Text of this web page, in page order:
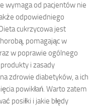
wymaga od pacjentów nie
odpowiedniego
cukrzycowa jest
pomagając w
w poprawie ogólnego
i zasady
zdrowie diabetyków, a ich
powikłań. Warto zatem
posiłki i jakie błędy